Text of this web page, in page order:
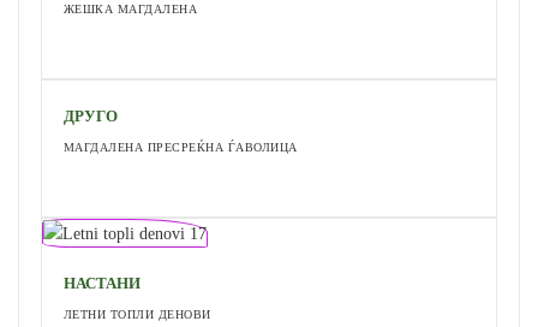
ЖЕШКА МАГДАЛЕНА
ДРУГО
МАГДАЛЕНА ПРЕСРЕЌНА ЃАВОЛИЦА
НАСТАНИ
ЛЕТНИ ТОПЛИ ДЕНОВИ